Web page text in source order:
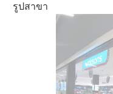
รูปสาขา